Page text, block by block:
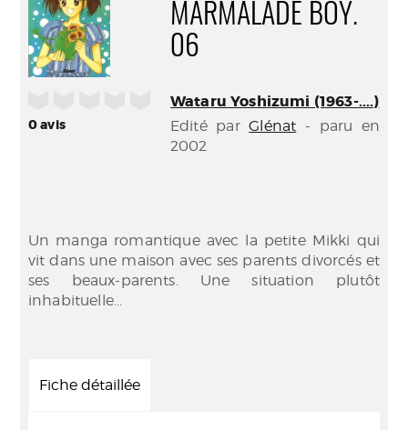
0avis
MARMALADE BOY.
06
Wataru Yoshizumi (1963-....)
Edité parGlénat - paru en
2002
Un manga romantique avec la petite Mikki qui
vit dans une maison avec ses parents divorcés et
ses beaux-parents. Une situation plutôt
inhabituelle...
Fiche détaillée